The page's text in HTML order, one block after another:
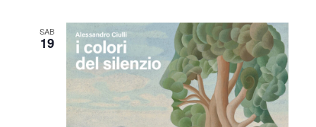
SAB
19